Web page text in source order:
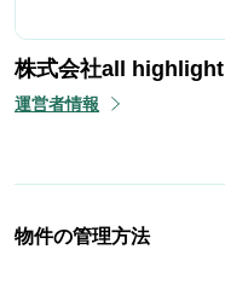
株式会社all highlight
運営者情報
物件の管理方法